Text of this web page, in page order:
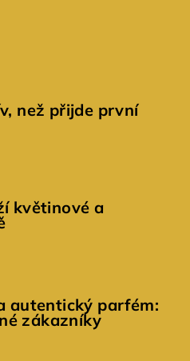
než přijde první
květinové a
autentický parfém:
zákazníky